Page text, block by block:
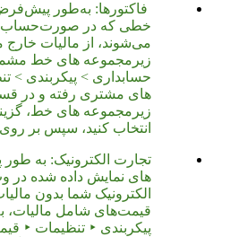
فاکتورها: به‌طور
خطی که در
می‌شوند، از مالیات
زیرمجموعه های خط
حسابداری > پیکربندی
های مشتری رفته و در
انتخاب کنید، سپس بر
تجارت الکترونیک: به
های نمایش داده شده در
الکترونیک شما بدون
قیمت‌های شامل مالیات،
پیکربندی ‣ تنظیمات ‣